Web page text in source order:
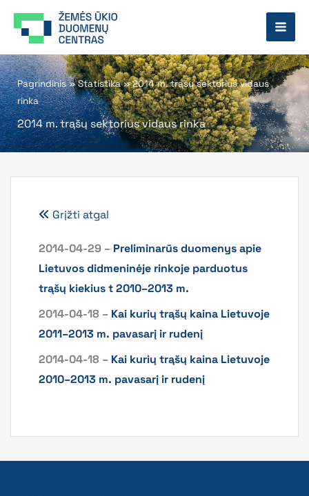
prie
Pagrindinis»Statistika»2014 m. trąšų sektorius vidaus
rinka
2014 m. trąšų sektorius vidaus rinka
Grįžti atgal
2014-04-29 – Preliminarūs duomenys apie
Lietuvos didmeninėje rinkoje parduotus
trąšų kiekius t 2010–2013 m.
2014-04-18 – Kai kurių trąšų kaina Lietuvoje
2011–2013 m. pavasarį ir rudenį
2014-04-18 – Kai kurių trąšų kaina Lietuvoje
2010–2013 m. pavasarį ir rudenį